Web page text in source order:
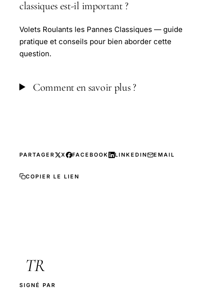
classiques est-il important ?
Volets Roulants les Pannes Classiques — guide
pratique et conseils pour bien aborder cette
question.
Comment en savoir plus ?
PARTAGER X FACEBOOK LINKEDIN EMAIL
COPIER LE LIEN
TR
SIGNÉ PAR